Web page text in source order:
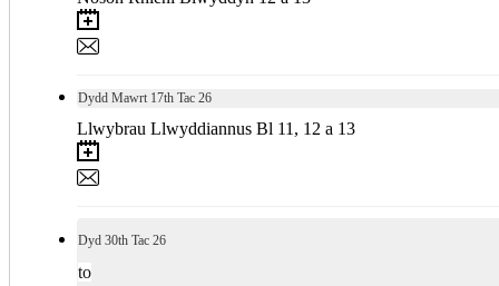
Dydd Mawrt 17th Tac 26
Llwybrau Llwyddiannus Bl 11, 12 a 13
Dyd 30th Tac 26
to